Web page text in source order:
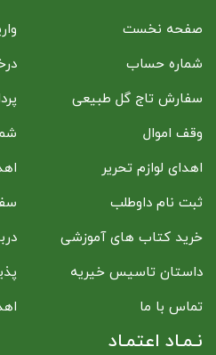
صفحه نخست
شماره حساب
سفارش تاج گل طبیعی
وقف اموال
اهدای لوازم تحریر
ثبت نام داوطلب
خرید کتاب های آموزشی
داستان تاسیس خیریه
تماس با ما
نـمـاد اعتمـاد